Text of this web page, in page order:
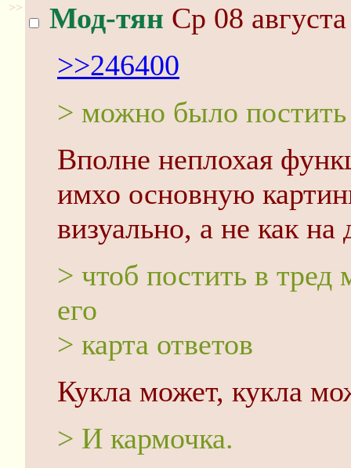
>> Мод-тян Ср 08
>>246400
> можно было постить
Вполне неплохая
имхо основную
визуально, а не как на
> чтоб постить в
его
> карта ответов
Кукла может, кукла
> И кармочка.